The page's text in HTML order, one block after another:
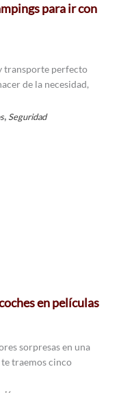
para ir con
transporte perfecto
de la necesidad,
, Seguridad
en películas
sorpresas en una
traemos cinco